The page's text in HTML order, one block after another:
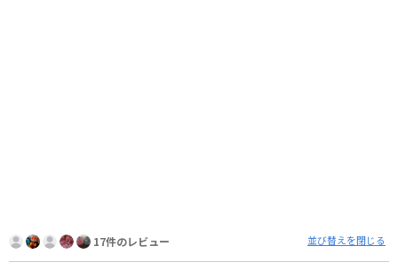
17件のレビュー 並び替えを閉じる